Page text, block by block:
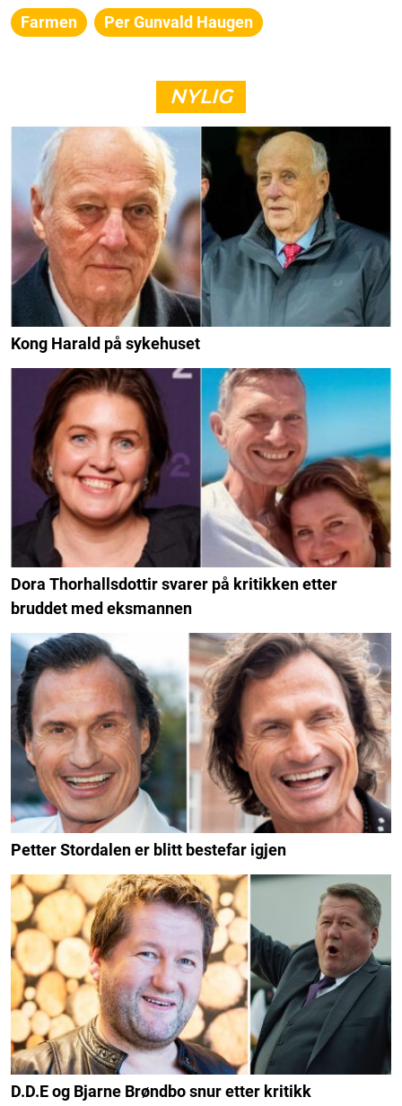
Farmen Per Gunvald Haugen
NYLIG
Kong Harald på sykehuset
Dora Thorhallsdottir svarer på kritikken etter
bruddet med eksmannen
Petter Stordalen er blitt bestefar igjen
D.D.E og Bjarne Brøndbo snur etter kritikk